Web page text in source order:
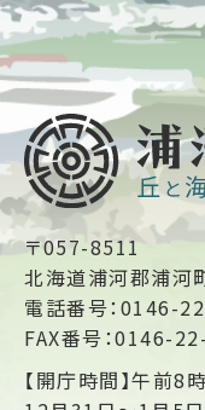
〒057-8511
北海道浦河郡浦河
電話番号：0146-
FAX番号：0146-
【開庁時間】午前8